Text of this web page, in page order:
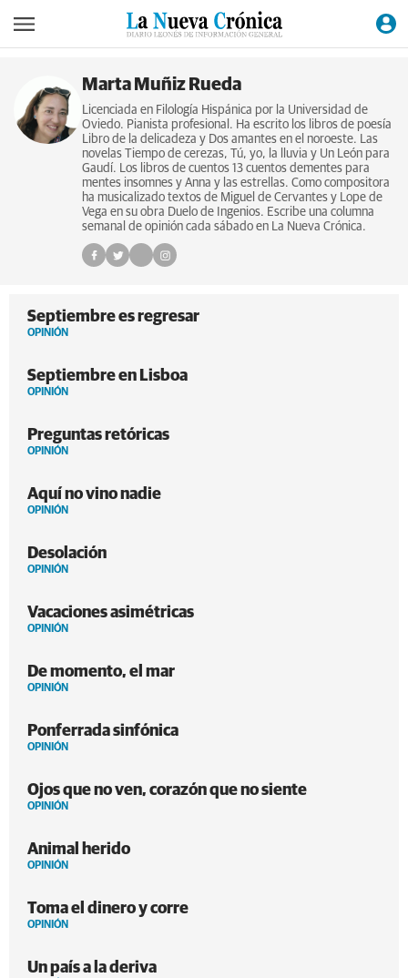
Marta Muñiz Rueda
Licenciada en Filología Hispánica por la Universidad de
Oviedo. Pianista profesional. Ha escrito los libros de poesía
Libro de la delicadeza y Dos amantes en el noroeste. Las
novelas Tiempo de cerezas, Tú, yo, la lluvia y Un León para
Gaudí. Los libros de cuentos 13 cuentos dementes para
mentes insomnes y Anna y las estrellas. Como compositora
ha musicalizado textos de Miguel de Cervantes y Lope de
Vega en su obra Duelo de Ingenios. Escribe una columna
semanal de opinión cada sábado en La Nueva Crónica.
Septiembre es regresar
OPINIÓN
Septiembre en Lisboa
OPINIÓN
Preguntas retóricas
OPINIÓN
Aquí no vino nadie
OPINIÓN
Desolación
OPINIÓN
Vacaciones asimétricas
OPINIÓN
De momento, el mar
OPINIÓN
Ponferrada sinfónica
OPINIÓN
Ojos que no ven, corazón que no siente
OPINIÓN
Animal herido
OPINIÓN
Toma el dinero y corre
OPINIÓN
Un país a la deriva